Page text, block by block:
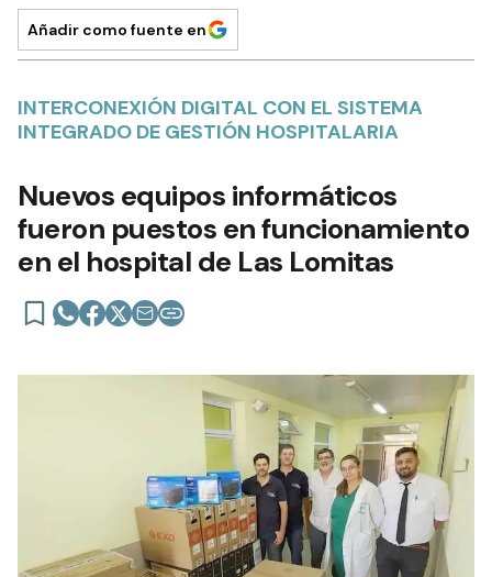
Añadir como fuente en
INTERCONEXIÓN DIGITAL CON EL SISTEMA
INTEGRADO DE GESTIÓN HOSPITALARIA
Nuevos equipos informáticos
fueron puestos en funcionamiento
en el hospital de Las Lomitas